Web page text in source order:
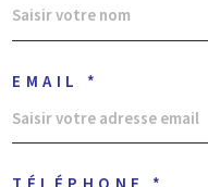
EMAIL *